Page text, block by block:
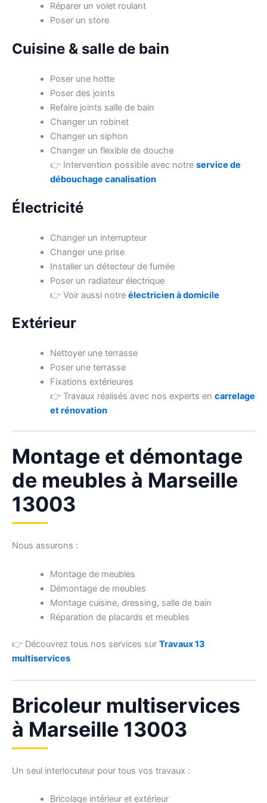
Réparer un volet roulant
Poser un store
Cuisine & salle de bain
Poser une hotte
Poser des joints
Refaire joints salle de bain
Changer un robinet
Changer un siphon
Changer un flexible de douche
👉 Intervention possible avec notre service de
débouchage canalisation
Électricité
Changer un interrupteur
Changer une prise
Installer un détecteur de fumée
Poser un radiateur électrique
👉 Voir aussi notre électricien à domicile
Extérieur
Nettoyer une terrasse
Poser une terrasse
Fixations extérieures
👉 Travaux réalisés avec nos experts en carrelage
et rénovation
Montage et démontage
de meubles à Marseille
13003
Nous assurons :
Montage de meubles
Démontage de meubles
Montage cuisine, dressing, salle de bain
Réparation de placards et meubles
👉 Découvrez tous nos services sur Travaux 13
multiservices
Bricoleur multiservices
à Marseille 13003
Un seul interlocuteur pour tous vos travaux :
Bricolage intérieur et extérieur